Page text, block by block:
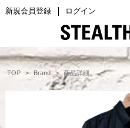
新規会員登録 ログイン
TOP Brand 商品詳細